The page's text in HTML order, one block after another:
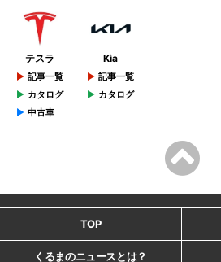
テスラ
記事一覧
カタログ
中古車
Kia
記事一覧
カタログ
TOP
くるまのニュースとは？